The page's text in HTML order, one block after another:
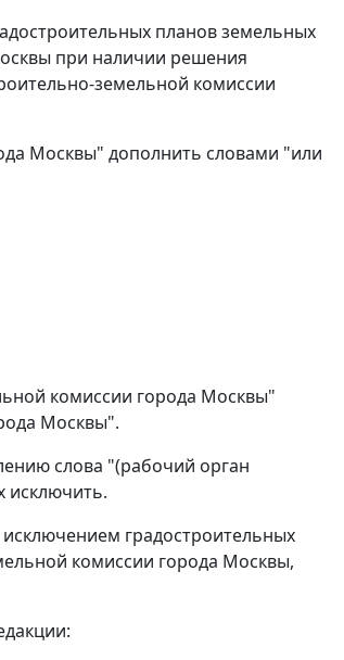
планов земельных
при наличии решения
земельной комиссии
Москвы" дополнить словами "или
комиссии города Москвы"
Москвы".
слова "(рабочий орган
исключить.
градостроительных
комиссии города Москвы,